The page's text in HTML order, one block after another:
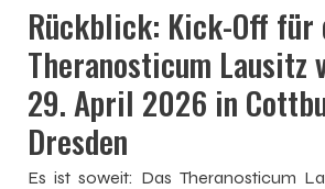
Rückblick: Kick-Off für
Theranosticum Lausitz
29. April 2026 in
Dresden
Es ist soweit: Das Theranosticum